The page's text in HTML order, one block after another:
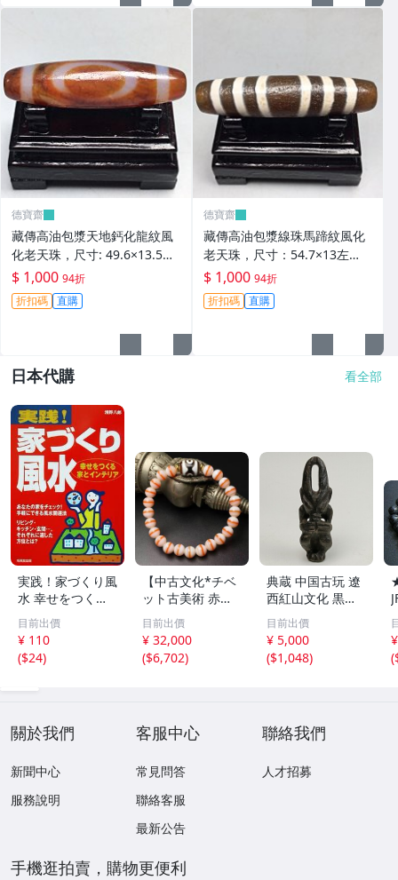
德寶齋
藏傳高油包漿天地鈣化龍紋風
化老天珠，尺寸: 49.6×13.5左
右，材質：瑪瑙， 天珠 瑪瑙
硃砂【德寶齋】406
$ 1,000 94折
折扣碼 直購
德寶齋
藏傳高油包漿線珠馬蹄紋風化
老天珠，尺寸：54.7×13左
右，材質：瑪瑙，玉髓 天珠 瑪
瑙 硃砂【德寶齋】405
$ 1,000 94折
折扣碼 直購
日本代購 看全部
実践！家づくり風
水 幸せをつくる
家とインテリア/
浅野八郎(著者)
目前出價
¥ 110
($24)
【中古文化*チベ
ット古美術 赤縞
天眼瑪瑙丸珠 天
地天珠組み合わせ
ブレスレット 縞
瑪瑙 古玩 アンテ
目前出價
¥ 32,000
($6,702)
典蔵 中国古玩 遼
西紅山文化 黒曜
石 黒皮玉 太陽神
祈祷像 唐物 骨董
品 古美術 古玉 彫
刻 時代物 魔除け
目前出價
¥ 5,000
($1,048)
(
關於我們
新聞中心
服務說明
客服中心
常見問答
聯絡客服
最新公告
聯絡我們
人才招募
手機逛拍賣，購物更便利